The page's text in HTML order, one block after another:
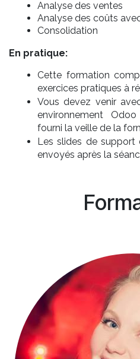
Analyse des ventes
Analyse des coûts
Consolidation
En pratique:
Cette formation
exercices pratiques à
Vous devez venir
environnement
fourni la veille de la
Les slides de support
envoyés après la